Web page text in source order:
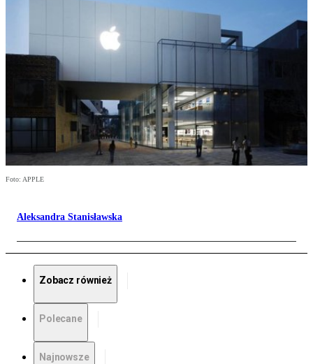
Foto: APPLE
Aleksandra Stanisławska
Zobacz również
Polecane
Najnowsze